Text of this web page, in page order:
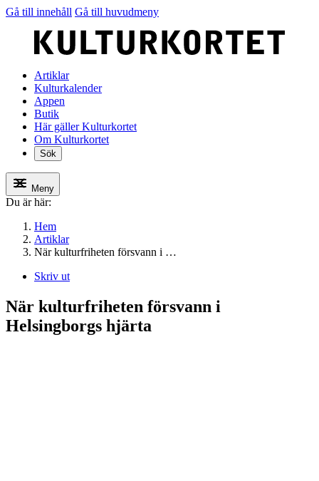
Gå till innehåll Gå till huvudmeny
Artiklar
Kulturkalender
Appen
Butik
Här gäller Kulturkortet
Om Kulturkortet
Sök
Meny
Du är här:
Hem
Artiklar
När kulturfriheten försvann i …
Skriv ut
När kulturfriheten försvann i
Helsingborgs hjärta